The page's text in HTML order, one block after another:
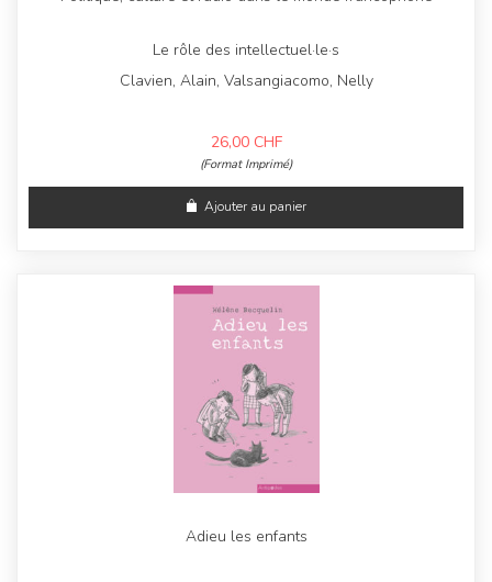
Le rôle des intellectuel·le·s
Clavien, Alain, Valsangiacomo, Nelly
26,00 CHF
(Format Imprimé)
Ajouter au panier
Adieu les enfants